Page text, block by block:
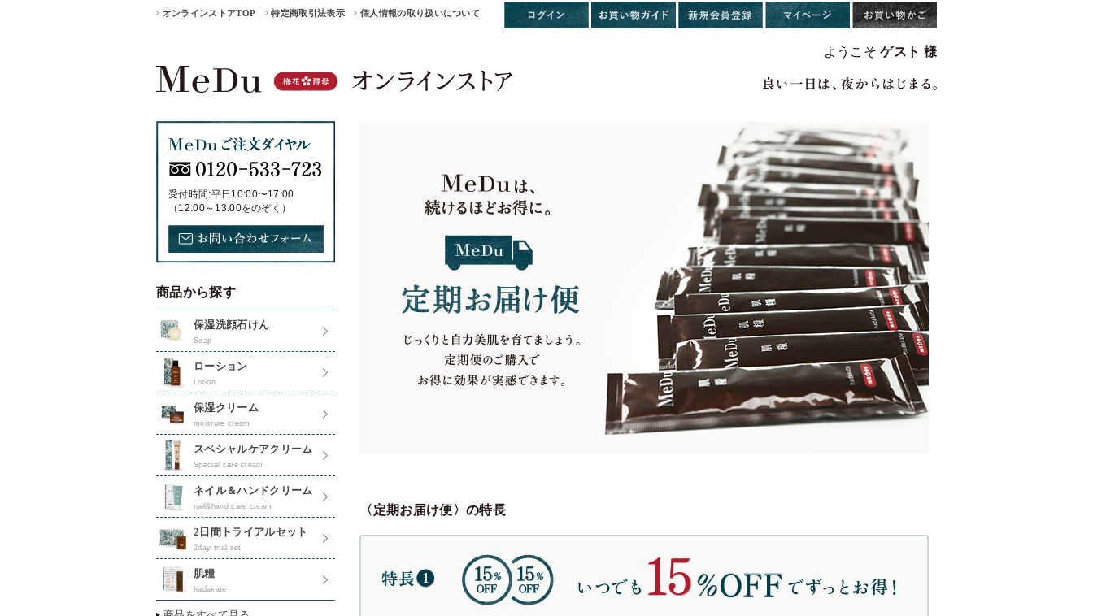
オンラインストアTOP 特定商取引法表示 個人情報の取り扱いについて
ようこそゲスト 様
受付時間:平日10:00〜17:00
（12:00～13:00をのぞく）
商品から探す
保湿洗顔石けん
Soap
ローション
Lotion
保湿クリーム
moisture cream
スペシャルケアクリーム
Special care cream
ネイル＆ハンドクリーム
nail&hand care cream
2日間トライアルセット
2day trial set
肌糧
hadakate
〈定期お届け便〉の特長